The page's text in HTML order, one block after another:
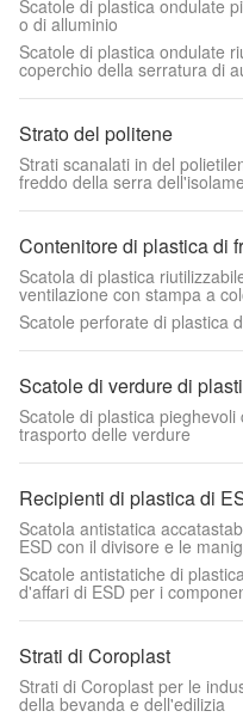
Scatole di plastica ondulate
o di alluminio
Scatole di plastica ondulate
coperchio della serratura di
Strato del politene
Strati scanalati in del
freddo della serra
Contenitore di plastica di
Scatola di plastica
ventilazione con stampa a
Scatole perforate di plastica
Scatole di verdure di
Scatole di plastica
trasporto delle verdure
Recipienti di plastica di
Scatola antistatica
ESD con il divisore e le
Scatole antistatiche di
d'affari di ESD per i
Strati di Coroplast
Strati di Coroplast per le
della bevanda e dell'edilizia